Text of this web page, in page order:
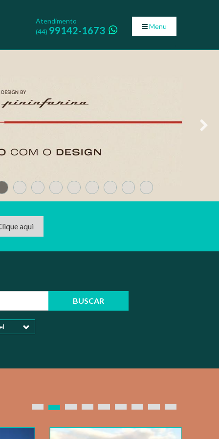
Menu
Atendimento
(44) 99142-1673
aqui
BUSCAR